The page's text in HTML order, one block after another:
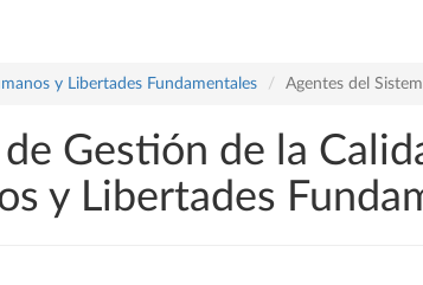
y Libertades Fundamentales Agentes del
Gestión de la
y Libertades